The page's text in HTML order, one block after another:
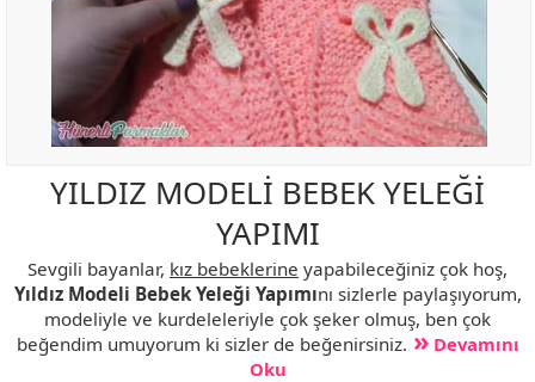
YILDIZ MODELİ BEBEK YELEĞİ
YAPIMI
Sevgili bayanlar, kız bebeklerine yapabileceğiniz çok hoş,
Yıldız Modeli Bebek Yeleği Yapımını sizlerle paylaşıyorum,
modeliyle ve kurdeleleriyle çok şeker olmuş, ben çok
beğendim umuyorum ki sizler de beğenirsiniz.
Devamını
Oku